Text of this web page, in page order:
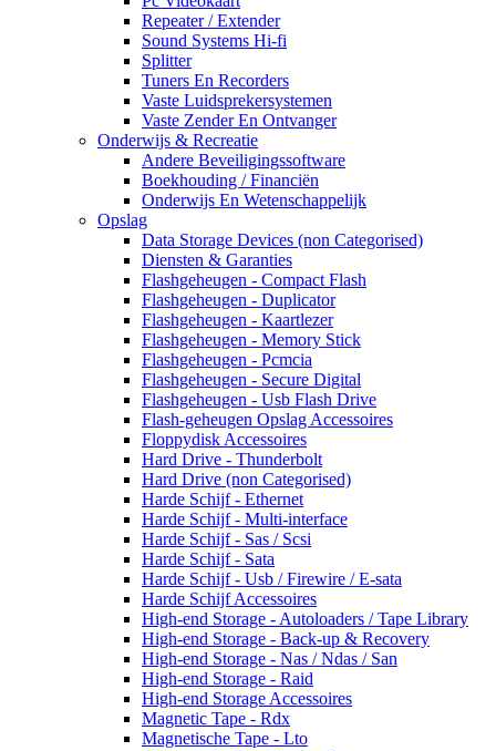
Repeater / Extender
Sound Systems Hi-fi
Splitter
Tuners En Recorders
Vaste Luidsprekersystemen
Vaste Zender En Ontvanger
Onderwijs & Recreatie
Andere Beveiligingssoftware
Boekhouding / Financiën
Onderwijs En Wetenschappelijk
Opslag
Data Storage Devices (non Categorised)
Diensten & Garanties
Flashgeheugen - Compact Flash
Flashgeheugen - Duplicator
Flashgeheugen - Kaartlezer
Flashgeheugen - Memory Stick
Flashgeheugen - Pcmcia
Flashgeheugen - Secure Digital
Flashgeheugen - Usb Flash Drive
Flash-geheugen Opslag Accessoires
Floppydisk Accessoires
Hard Drive - Thunderbolt
Hard Drive (non Categorised)
Harde Schijf - Ethernet
Harde Schijf - Multi-interface
Harde Schijf - Sas / Scsi
Harde Schijf - Sata
Harde Schijf - Usb / Firewire / E-sata
Harde Schijf Accessoires
High-end Storage - Autoloaders / Tape Library
High-end Storage - Back-up & Recovery
High-end Storage - Nas / Ndas / San
High-end Storage - Raid
High-end Storage Accessoires
Magnetic Tape - Rdx
Magnetische Tape - Lto